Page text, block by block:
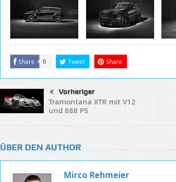
Share 0 Tweet Share
Vorheriger
Tramontana XTR mit V12
und 888 PS
ÜBER DEN AUTHOR
Mirco Rehmeier